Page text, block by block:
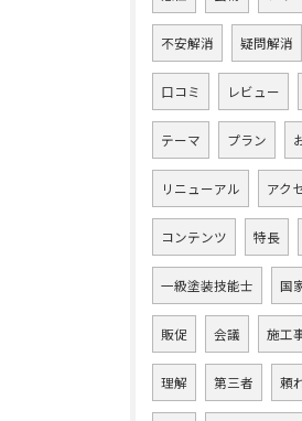
不安解消 疑問解消
口コミ レビュー
テーマ プラン
リニューアル アク
コンテンツ 特長
一級塗装技能士 国
販促 会議 施工
理解 第三者 頼